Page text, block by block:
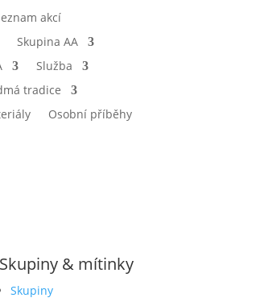
akcí
Skupina AA
Služba
tradice
Osobní příběhy
Skupiny & mítinky
Skupiny